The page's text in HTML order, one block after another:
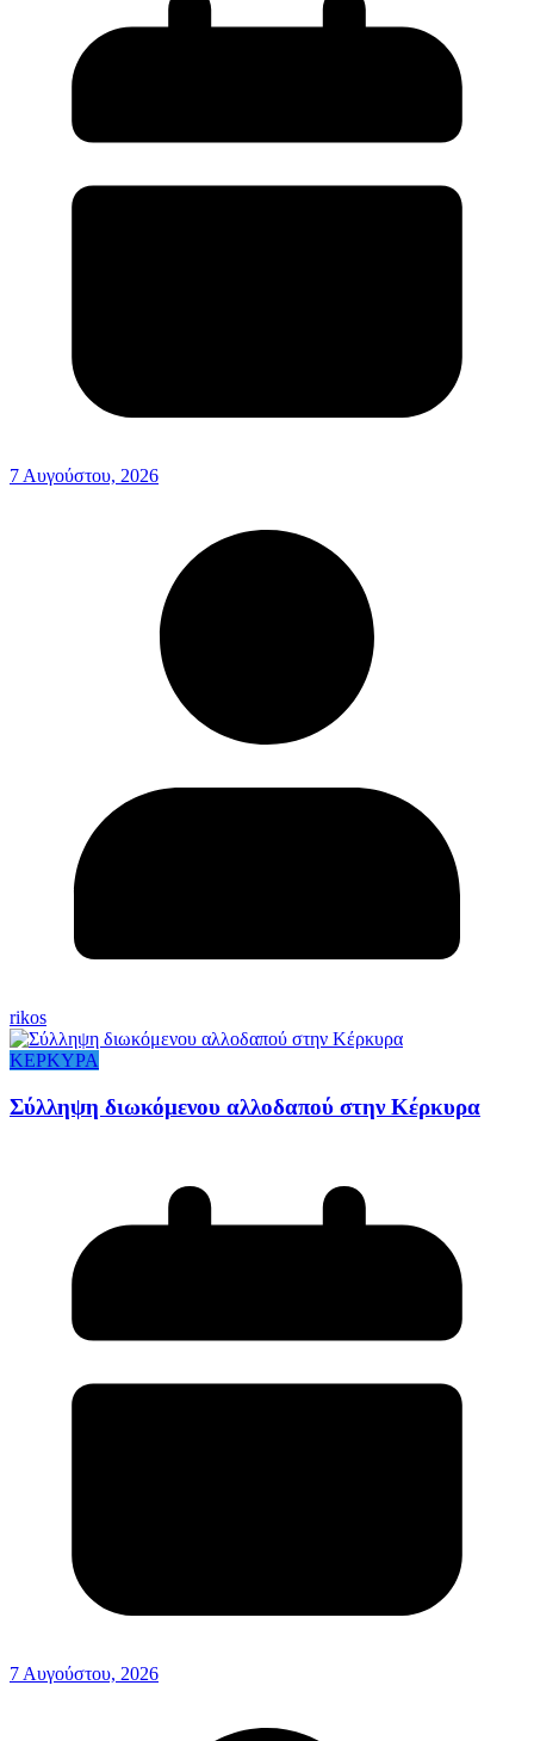
7 Αυγούστου, 2026
rikos
ΚΕΡΚΥΡΑ
Σύλληψη διωκόμενου αλλοδαπού στην Κέρκυρα
7 Αυγούστου, 2026